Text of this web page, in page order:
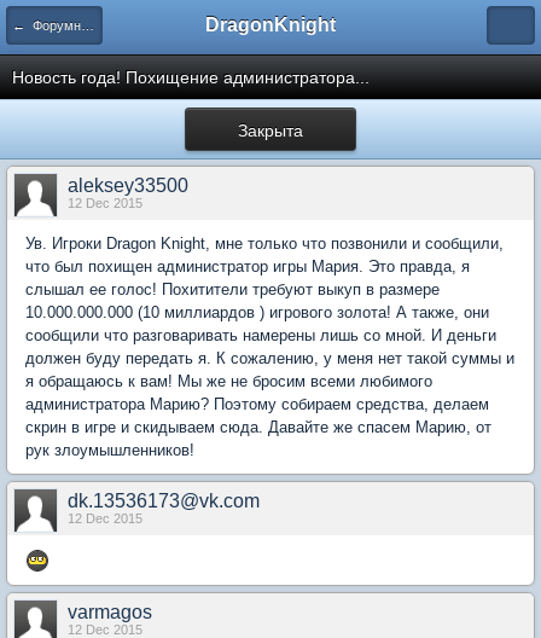
← Форумные игры DragonKnight
Новость года! Похищение администратора...
Закрыта
aleksey33500
12 Dec 2015
Ув. Игроки Dragon Knight, мне только что позвонили и сообщили,
что был похищен администратор игры Мария. Это правда, я
слышал ее голос! Похитители требуют выкуп в размере
10.000.000.000 (10 миллиардов ) игрового золота! А также, они
сообщили что разговаривать намерены лишь со мной. И деньги
должен буду передать я. К сожалению, у меня нет такой суммы и
я обращаюсь к вам! Мы же не бросим всеми любимого
администратора Марию? Поэтому собираем средства, делаем
скрин в игре и скидываем сюда. Давайте же спасем Марию, от
рук злоумышленников!
dk.13536173@vk.com
12 Dec 2015
varmagos
12 Dec 2015